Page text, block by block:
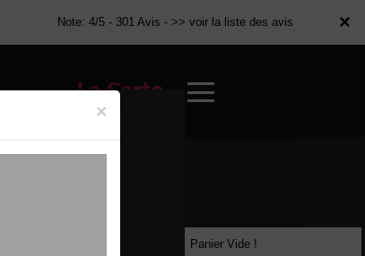
×
Note: 4/5 - 301 Avis - >> voir la liste des avis
La Carte
×
Panier Vide !
×